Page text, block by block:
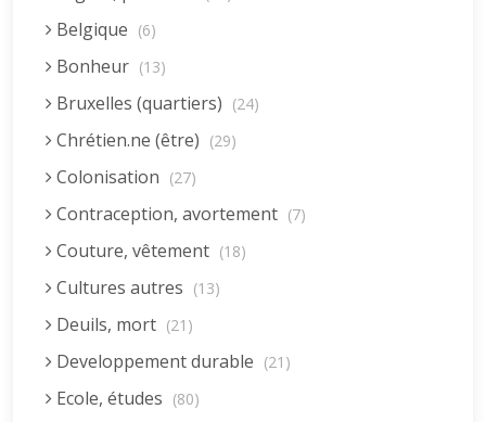
Belgique (6)
Bonheur (13)
Bruxelles (quartiers) (24)
Chrétien.ne (être) (29)
Colonisation (27)
Contraception, avortement (7)
Couture, vêtement (18)
Cultures autres (13)
Deuils, mort (21)
Developpement durable (21)
Ecole, études (80)